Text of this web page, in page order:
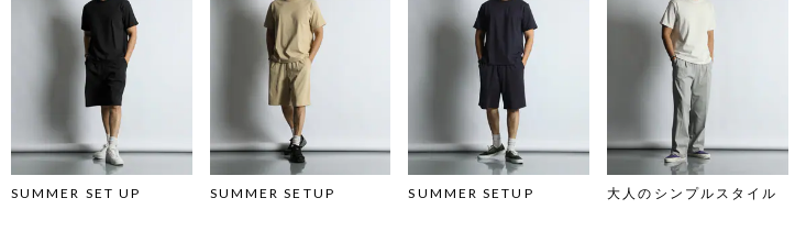
SUMMER SET UP SUMMER SETUP SUMMER SETUP 大人のシンプルスタイル